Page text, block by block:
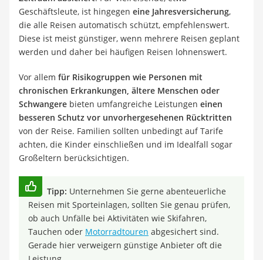
Geschäftsleute, ist hingegen eine Jahresversicherung,
die alle Reisen automatisch schützt, empfehlenswert.
Diese ist meist günstiger, wenn mehrere Reisen geplant
werden und daher bei häufigen Reisen lohnenswert.
Vor allem für Risikogruppen wie Personen mit
chronischen Erkrankungen, ältere Menschen oder
Schwangere bieten umfangreiche Leistungen einen
besseren Schutz vor unvorhergesehenen Rücktritten
von der Reise. Familien sollten unbedingt auf Tarife
achten, die Kinder einschließen und im Idealfall sogar
Großeltern berücksichtigen.
Tipp: Unternehmen Sie gerne abenteuerliche
Reisen mit Sporteinlagen, sollten Sie genau prüfen,
ob auch Unfälle bei Aktivitäten wie Skifahren,
Tauchen oder Motorradtouren abgesichert sind.
Gerade hier verweigern günstige Anbieter oft die